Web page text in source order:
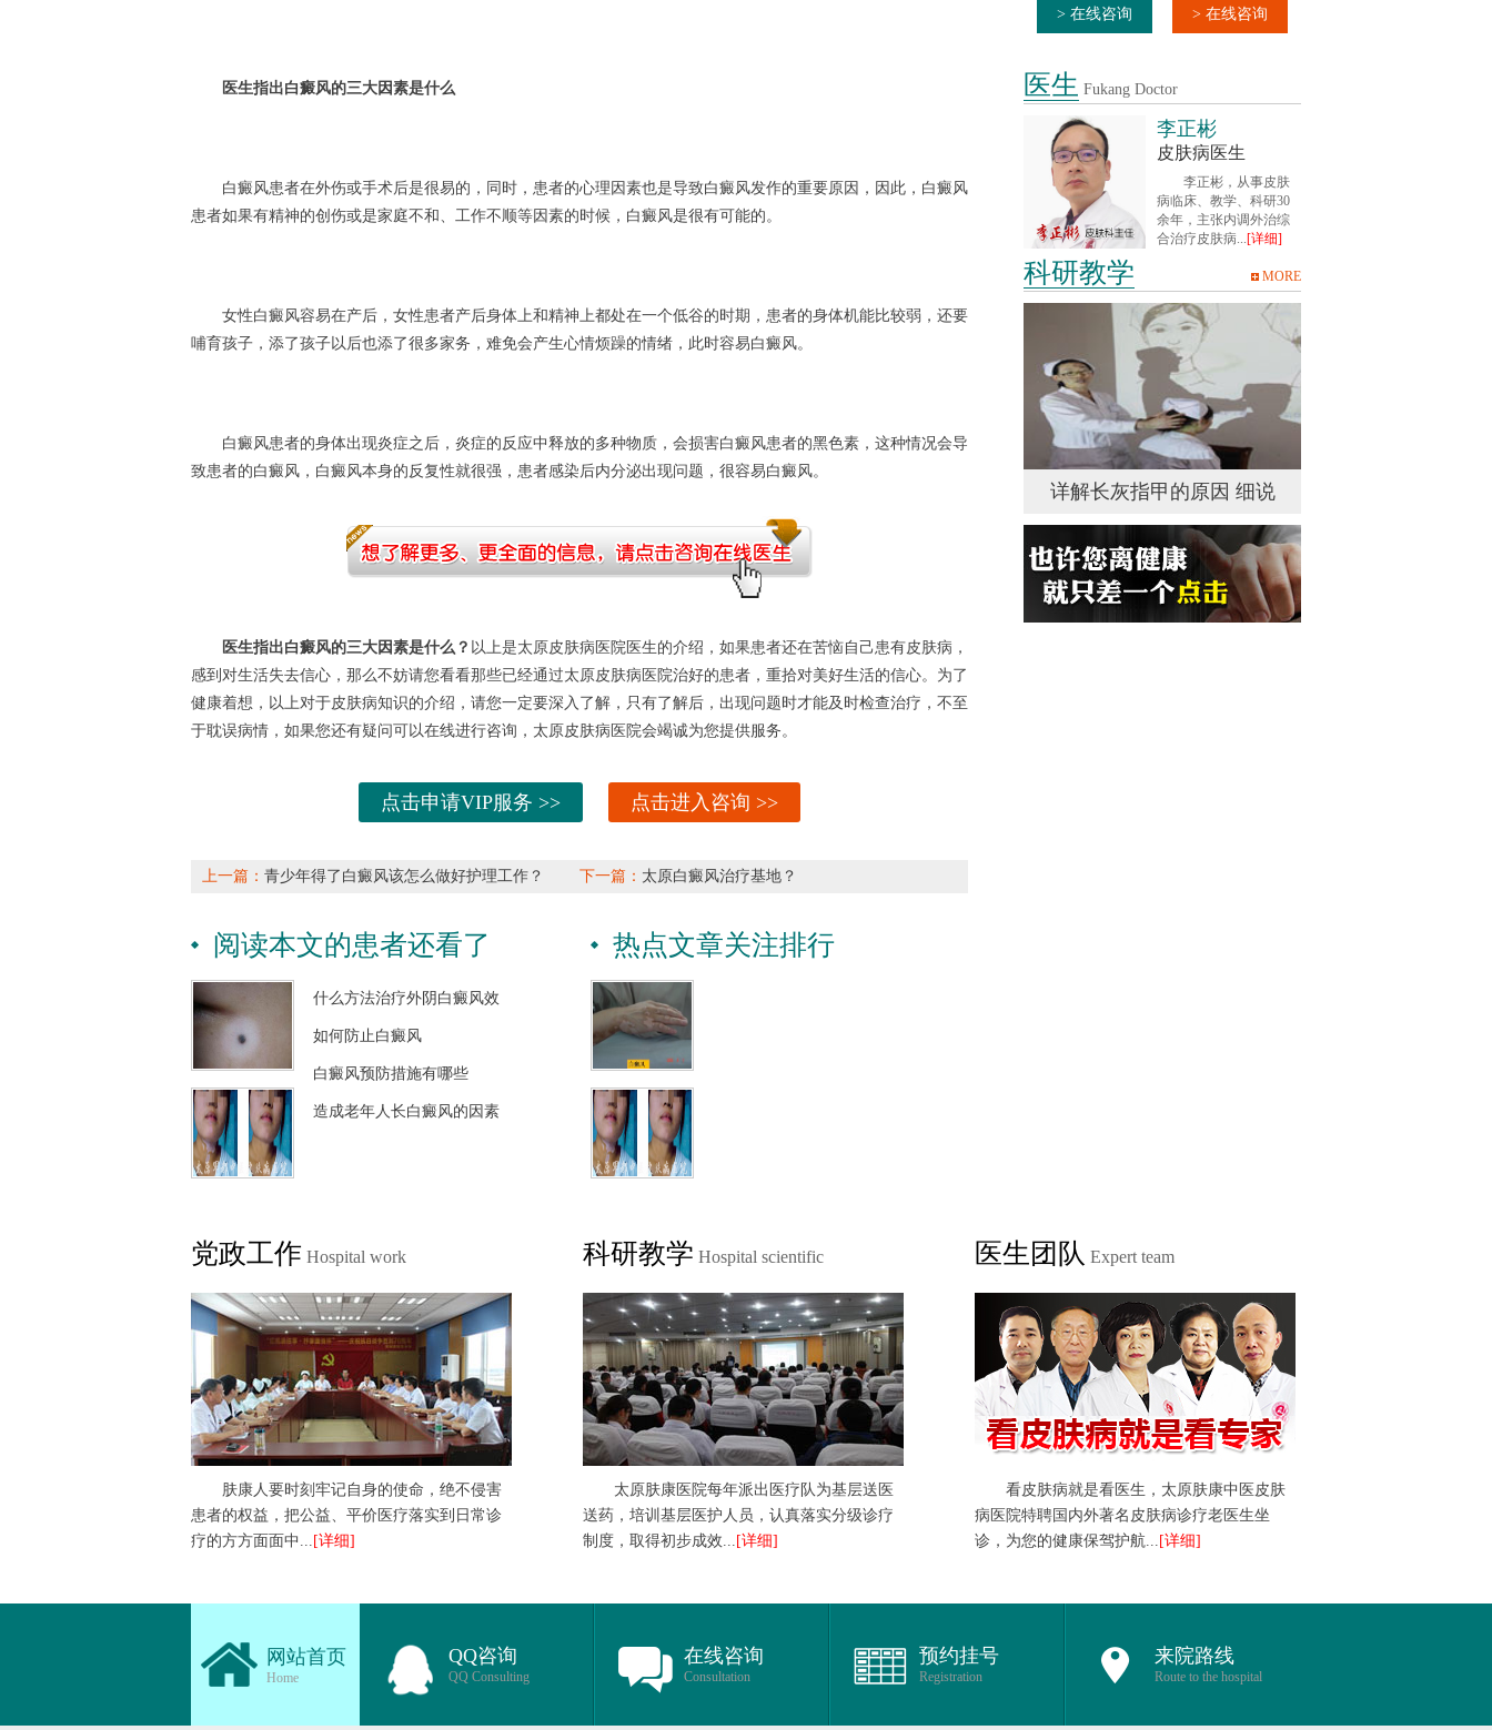
医生指出白癜风的三大因素是什么
白癜风患者在外伤或手术后是很易的，同时，患者的心理因素也是导致白癜风发作的重要原因，因此，白癜风
患者如果有精神的创伤或是家庭不和、工作不顺等因素的时候，白癜风是很有可能的。
女性白癜风容易在产后，女性患者产后身体上和精神上都处在一个低谷的时期，患者的身体机能比较弱，还要
哺育孩子，添了孩子以后也添了很多家务，难免会产生心情烦躁的情绪，此时容易白癜风。
白癜风患者的身体出现炎症之后，炎症的反应中释放的多种物质，会损害白癜风患者的黑色素，这种情况会导
致患者的白癜风，白癜风本身的反复性就很强，患者感染后内分泌出现问题，很容易白癜风。
医生指出白癜风的三大因素是什么？ 以上是太原皮肤病医院医生的介绍，如果患者还在苦恼自己患有皮肤病，
感到对生活失去信心，那么不妨请您看看那些已经通过太原皮肤病医院治好的患者，重拾对美好生活的信心。为了
健康着想，以上对于皮肤病知识的介绍，请您一定要深入了解，只有了解后，出现问题时才能及时检查治疗，不至
于耽误病情，如果您还有疑问可以在线进行咨询，太原皮肤病医院会竭诚为您提供服务。
点击申请VIP服务 >> 点击进入咨询 >>
上一篇： 青少年得了白癜风该怎么做好护理工作？ 下一篇： 太原白癜风治疗基地？
阅读本文的患者还看了
什么方法治疗外阴白癜风效
如何防止白癜风
白癜风预防措施有哪些
造成老年人长白癜风的因素
热点文章关注排行
> 在线咨询 > 在线咨询
医生 Fukang Doctor
李正彬
皮肤病医生
李正彬，从事皮肤
病临床、教学、科研30
余年，主张内调外治综
合治疗皮肤病...[详细]
科研教学 MORE
详解长灰指甲的原因 细说
党政工作 Hospital work
肤康人要时刻牢记自身的使命，绝不侵害
患者的权益，把公益、平价医疗落实到日常诊
疗的方方面面中... [详细]
科研教学 Hospital scientific
太原肤康医院每年派出医疗队为基层送医
送药，培训基层医护人员，认真落实分级诊疗
制度，取得初步成效... [详细]
医生团队 Expert team
看皮肤病就是看医生，太原肤康中医皮肤
病医院特聘国内外著名皮肤病诊疗老医生坐
诊，为您的健康保驾护航... [详细]
网站首页
Home
QQ咨询
QQ Consulting
在线咨询
Consultation
预约挂号
Registration
来院路线
Route to the hospital